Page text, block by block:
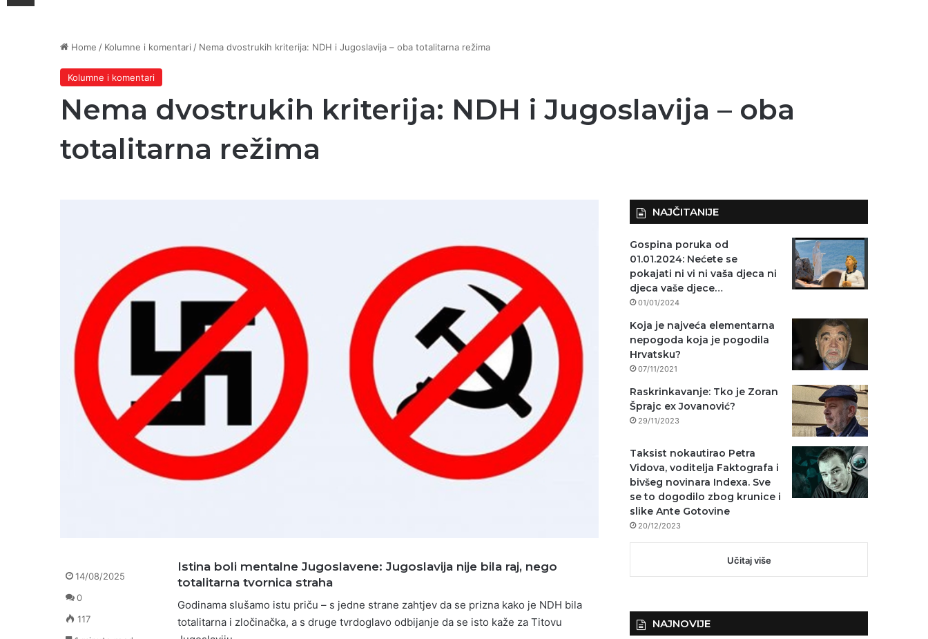
Home / Kolumne i komentari / Nema dvostrukih kriterija: NDH i Jugoslavija – oba totalitarna režima
Kolumne i komentari
Nema dvostrukih kriterija: NDH i Jugoslavija – oba
totalitarna režima
Istina boli mentalne Jugoslavene: Jugoslavija nije bila raj, nego
totalitarna tvornica straha
Godinama slušamo istu priču – s jedne strane zahtjev da se prizna kako je NDH bila
totalitarna i zločinačka, a s druge tvrdoglavo odbijanje da se isto kaže za Titovu
14/08/2025
0
117
NAJČITANIJE
Gospina poruka od
01.01.2024: Nećete se
pokajati ni vi ni vaša djeca ni
djeca vaše djece…
01/01/2024
Koja je najveća elementarna
nepogoda koja je pogodila
Hrvatsku?
07/11/2021
Raskrinkavanje: Tko je Zoran
Šprajc ex Jovanović?
29/11/2023
Taksist nokautirao Petra
Vidova, voditelja Faktografa i
bivšeg novinara Indexa. Sve
se to dogodilo zbog krunice i
slike Ante Gotovine
20/12/2023
Učitaj više
NAJNOVIJE